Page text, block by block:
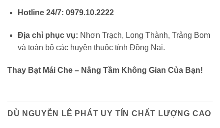
Hotline 24/7: 0979.10.2222
Địa chỉ phục vụ: Nhơn Trạch, Long Thành, Trảng Bom
và toàn bộ các huyện thuộc tỉnh Đồng Nai.
Thay Bạt Mái Che – Nâng Tầm Không Gian Của Bạn!
DÙ NGUYỄN LÊ PHÁT UY TÍN CHẤT LƯỢNG CAO